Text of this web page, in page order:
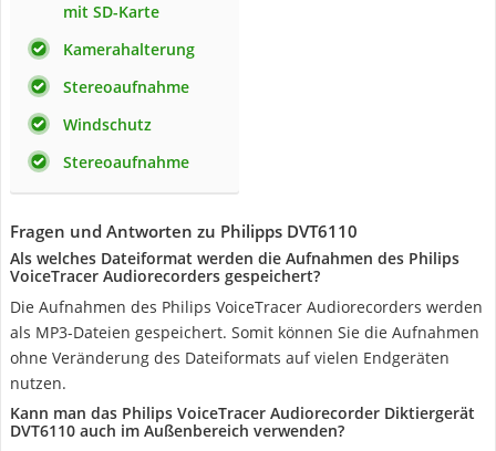
mit SD-Karte
Kamerahalterung
Stereoaufnahme
Windschutz
Stereoaufnahme
Fragen und Antworten zu Philipps DVT6110
Als welches Dateiformat werden die Aufnahmen des Philips
VoiceTracer Audiorecorders gespeichert?
Die Aufnahmen des Philips VoiceTracer Audiorecorders werden
als MP3-Dateien gespeichert. Somit können Sie die Aufnahmen
ohne Veränderung des Dateiformats auf vielen Endgeräten
nutzen.
Kann man das Philips VoiceTracer Audiorecorder Diktiergerät
DVT6110 auch im Außenbereich verwenden?